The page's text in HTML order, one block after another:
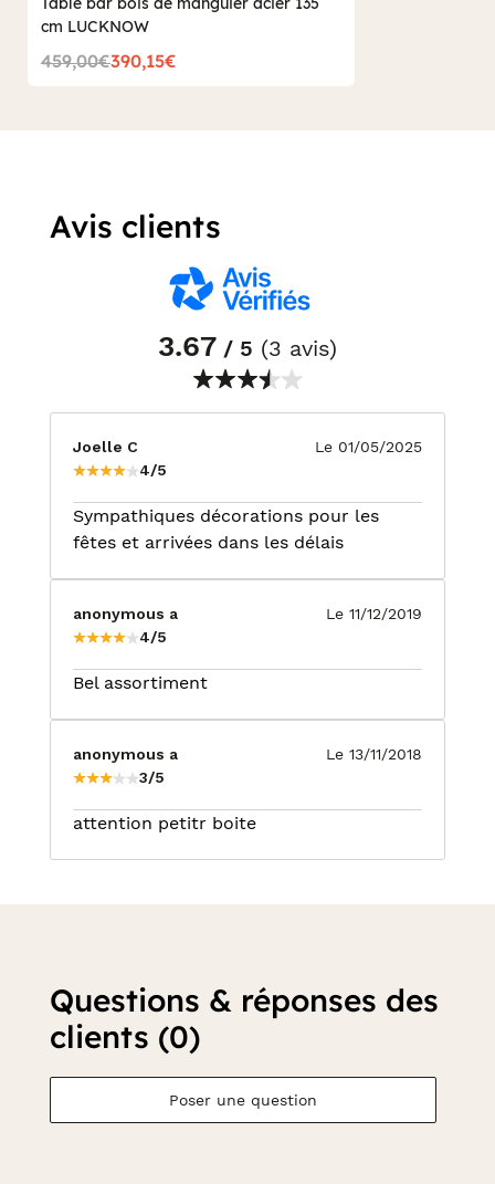
cm LUCKNOW
459,00€390,15€
Avis clients
3.67 / 5 (3 avis)
Joelle C
4/5
Le 01/05/2025
Sympathiques décorations pour les
fêtes et arrivées dans les délais
anonymous a
4/5
Le 11/12/2019
Bel assortiment
anonymous a
3/5
Le 13/11/2018
attention petitr boite
Questions & réponses des
clients (0)
Poser une question